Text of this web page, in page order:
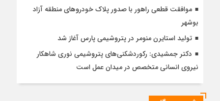
موافقت قطعی راهور با صدور پلاک خودروهای منطقه آزاد
بوشهر
تولید استایرن منومر در پتروشیمی پارس آغاز شد
دکتر جمشیدی: رکوردشکنی‌های پتروشیمی نوری شاهکار
نیروی انسانی متخصص در میدان عمل است